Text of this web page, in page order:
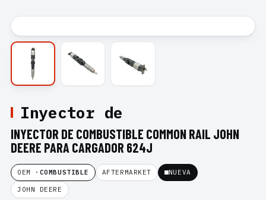
Inyector de
INYECTOR DE COMBUSTIBLE COMMON RAIL JOHN
DEERE PARA CARGADOR 624J
OEM · COMBUSTIBLE AFTERMARKET NUEVA
JOHN DEERE